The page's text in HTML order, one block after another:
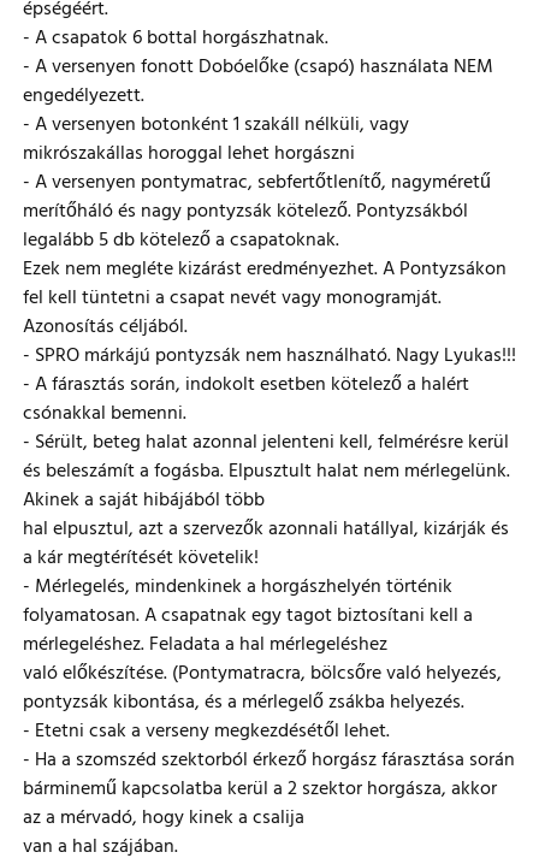
épségéért.
- A csapatok 6 bottal horgászhatnak.
- A versenyen fonott Dobóelőke (csapó) használata NEM
engedélyezett.
- A versenyen botonként 1 szakáll nélküli, vagy
mikrószakállas horoggal lehet horgászni
- A versenyen pontymatrac, sebfertőtlenítő, nagyméretű
merítőháló és nagy pontyzsák kötelező. Pontyzsákból
legalább 5 db kötelező a csapatoknak.
Ezek nem megléte kizárást eredményezhet. A Pontyzsákon
fel kell tüntetni a csapat nevét vagy monogramját.
Azonosítás céljából.
- SPRO márkájú pontyzsák nem használható. Nagy Lyukas!!!
- A fárasztás során, indokolt esetben kötelező a halért
csónakkal bemenni.
- Sérült, beteg halat azonnal jelenteni kell, felmérésre kerül
és beleszámít a fogásba. Elpusztult halat nem mérlegelünk.
Akinek a saját hibájából több
hal elpusztul, azt a szervezők azonnali hatállyal, kizárják és
a kár megtérítését követelik!
- Mérlegelés, mindenkinek a horgászhelyén történik
folyamatosan. A csapatnak egy tagot biztosítani kell a
mérlegeléshez. Feladata a hal mérlegeléshez
való előkészítése. (Pontymatracra, bölcsőre való helyezés,
pontyzsák kibontása, és a mérlegelő zsákba helyezés.
- Etetni csak a verseny megkezdésétől lehet.
- Ha a szomszéd szektorból érkező horgász fárasztása során
bárminemű kapcsolatba kerül a 2 szektor horgásza, akkor
az a mérvadó, hogy kinek a csalija
van a hal szájában.